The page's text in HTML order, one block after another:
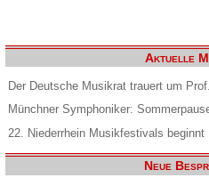
Aktuelle
Der Deutsche Musikrat trauert um
Münchner Symphoniker:
22. Niederrhein Musikfestivals beginnt
Neue